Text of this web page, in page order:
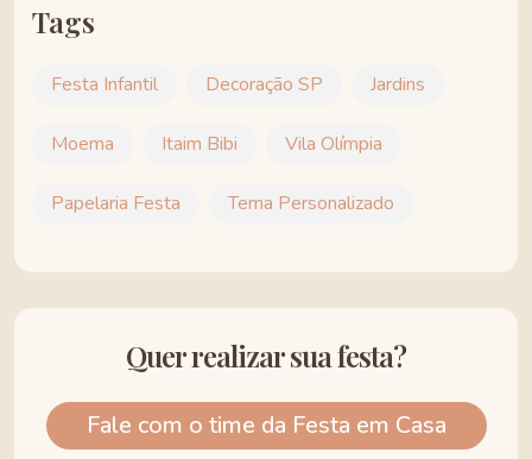
Tags
Festa Infantil Decoração SP Jardins
Moema Itaim Bibi Vila Olímpia
Papelaria Festa Tema Personalizado
Quer realizar sua festa?
Fale com o time da Festa em Casa